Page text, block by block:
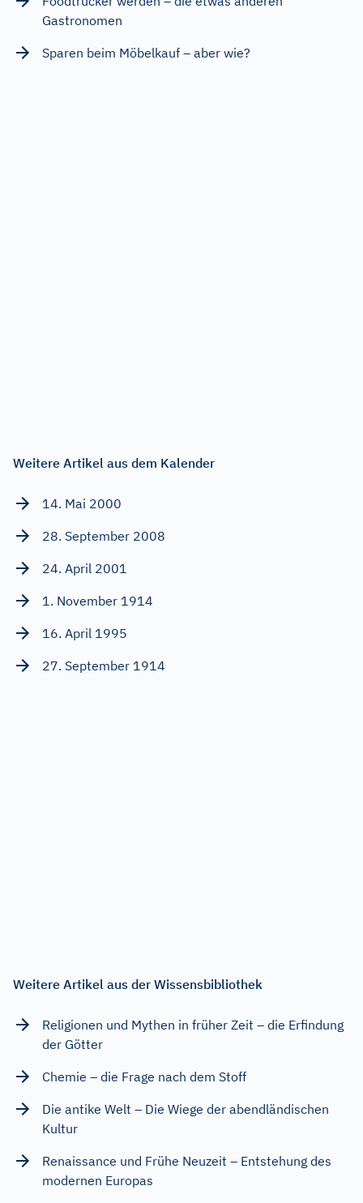
Gastronomen
Sparen beim Möbelkauf – aber wie?
Weitere Artikel aus dem Kalender
14. Mai 2000
28. September 2008
24. April 2001
1. November 1914
16. April 1995
27. September 1914
Weitere Artikel aus der Wissensbibliothek
Religionen und Mythen in früher Zeit – die Erfindung
der Götter
Chemie – die Frage nach dem Stoff
Die antike Welt – Die Wiege der abendländischen
Kultur
Renaissance und Frühe Neuzeit – Entstehung des
modernen Europas